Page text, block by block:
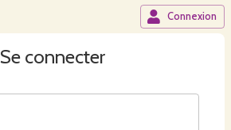
Connexion
Se connecter